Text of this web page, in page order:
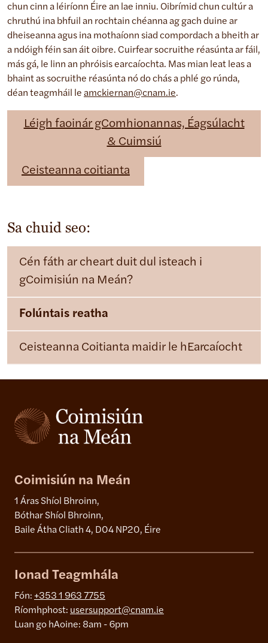
chun cinn a léiríonn Éire an lae inniu. Oibrímid chun cultúr a
chruthú ina bhfuil an rochtain chéanna ag gach duine ar
dheiseanna agus ina mothaíonn siad compordach a bheith ar
a ndóigh féin san áit oibre. Cuirfear socruithe réasúnta ar fáil,
más gá, le linn an phróisis earcaíochta. Mas mian leat leas a
bhaint as socruithe réasúnta nó do chás a phlé go rúnda,
déan teagmháil le amckiernan@cnam.ie.
Léigh faoinár gComhionannas, Éagsúlacht
& Cuimsiú
Ceisteanna coitianta
Sa chuid seo:
Cén fáth ar cheart duit dul isteach i
gCoimisiún na Meán?
Folúntais reatha
Ceisteanna Coitianta maidir le hEarcaíocht
Coimisiún na Meán
1 Áras Shíol Bhroinn,
Bóthar Shíol Bhroinn,
Baile Átha Cliath 4, D04 NP20, Éire
Ionad Teagmhála
Fón: +353 1 963 7755
Ríomhphost: usersupport@cnam.ie
Luan go hAoine: 8am - 6pm